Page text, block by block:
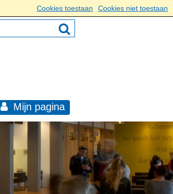
Cookies toestaan Cookies niet toestaan
Mijn pagina